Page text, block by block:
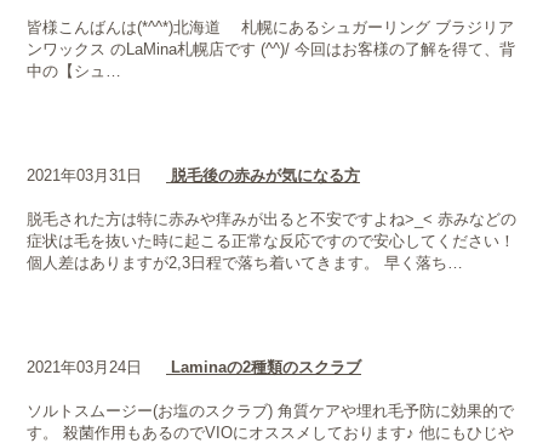
皆様こんばんは(*^^*)北海道 札幌にあるシュガーリング ブラジリア
ンワックス のLaMina札幌店です (^^)/ 今回はお客様の了解を得て、背
中の【シュ…
2021年03月31日 脱毛後の赤みが気になる方
脱毛された方は特に赤みや痒みが出ると不安ですよね>_< 赤みなどの
症状は毛を抜いた時に起こる正常な反応ですので安心してください！
個人差はありますが2,3日程で落ち着いてきます。 早く落ち…
2021年03月24日 Laminaの2種類のスクラブ
ソルトスムージー(お塩のスクラブ) 角質ケアや埋れ毛予防に効果的で
す。 殺菌作用もあるのでVIOにオススメしております♪ 他にもひじや